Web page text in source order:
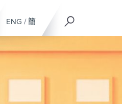
ENG / 簡